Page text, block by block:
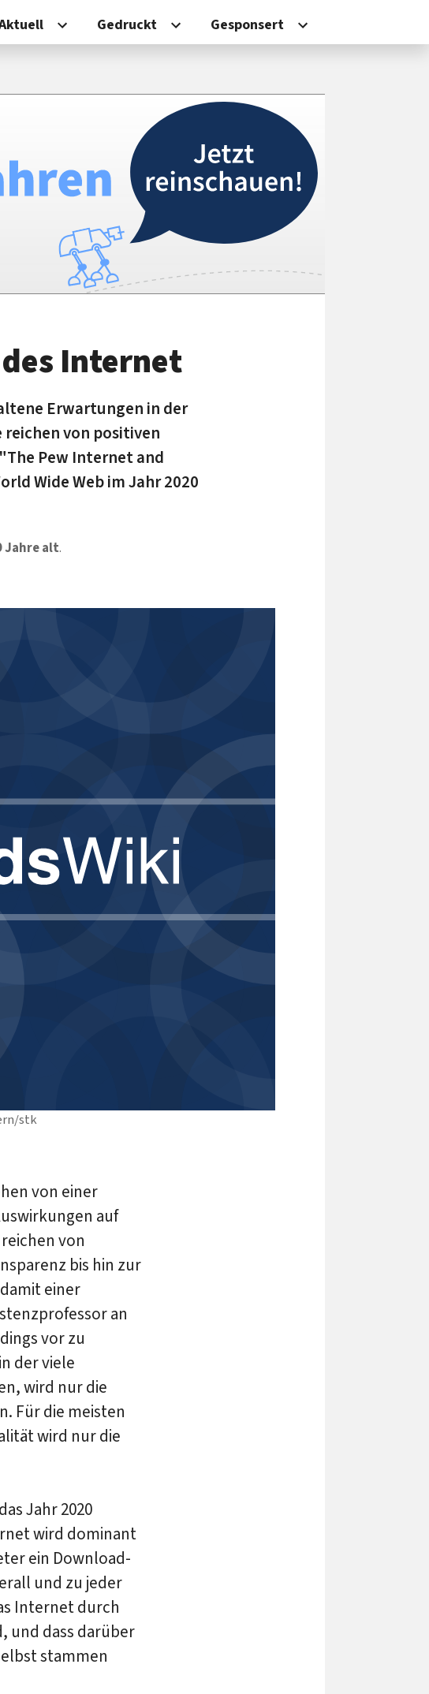
Gedruckt Gesponsert
stk
Internet
Erwartungen in der
von positiven
Pew Internet and
Wide Web im Jahr 2020
Jahre alt.
von einer
auf
von
bis hin zur
einer
an
vor zu
der viele
wird nur die
Für die meisten
wird nur die
Jahr 2020
wird dominant
ein Download-
und zu jeder
Internet durch
und dass darüber
stammen